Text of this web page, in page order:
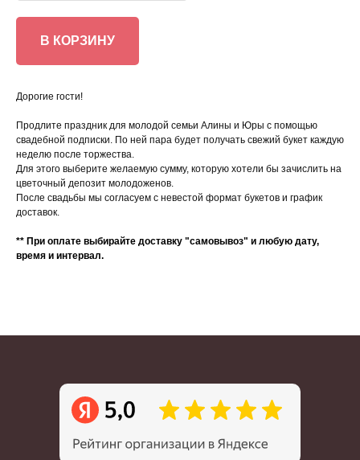
В КОРЗИНУ
Дорогие гости!
Продлите праздник для молодой семьи Алины и Юры с помощью
свадебной подписки. По ней пара будет получать свежий букет каждую
неделю после торжества.
Для этого выберите желаемую сумму, которую хотели бы зачислить на
цветочный депозит молодоженов.
После свадьбы мы согласуем с невестой формат букетов и график
доставок.
** При оплате выбирайте доставку "самовывоз" и любую дату,
время и интервал.